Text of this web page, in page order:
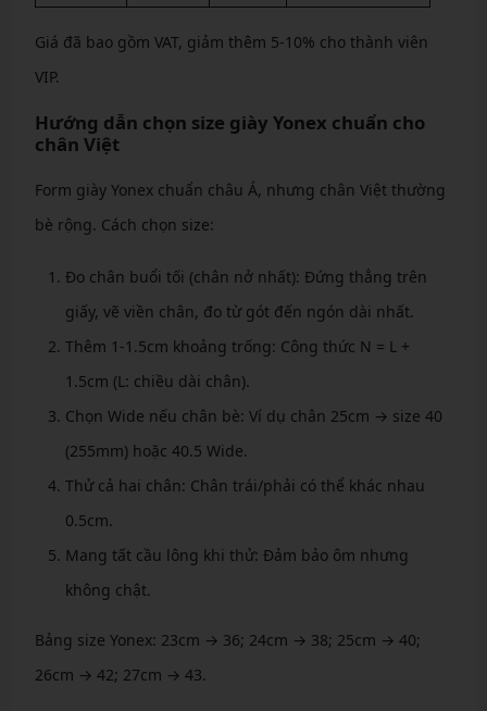
Giá đã bao gồm VAT, giảm thêm 5-10% cho thành viên
VIP.
Hướng dẫn chọn size giày Yonex chuẩn cho
chân Việt
Form giày Yonex chuẩn châu Á, nhưng chân Việt thường
bè rộng. Cách chọn size:
Đo chân buổi tối (chân nở nhất): Đứng thẳng trên
giấy, vẽ viền chân, đo từ gót đến ngón dài nhất.
Thêm 1-1.5cm khoảng trống: Công thức N = L +
1.5cm (L: chiều dài chân).
Chọn Wide nếu chân bè: Ví dụ chân 25cm → size 40
(255mm) hoặc 40.5 Wide.
Thử cả hai chân: Chân trái/phải có thể khác nhau
0.5cm.
Mang tất cầu lông khi thử: Đảm bảo ôm nhưng
không chật.
Bảng size Yonex: 23cm → 36; 24cm → 38; 25cm → 40;
26cm → 42; 27cm → 43.